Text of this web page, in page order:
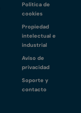
Política de
cookies
Propiedad
intelectual e
industrial
Aviso de
privacidad
Soporte y
contacto